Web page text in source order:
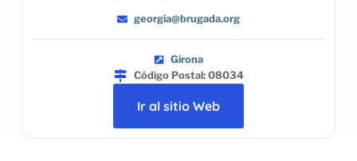
georgia@brugada.org
Girona
Código Postal: 08034
Ir al sitio Web